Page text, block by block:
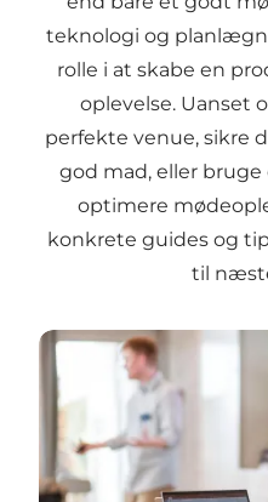
teknologi og
rolle i at skabe en
oplevelse. Uanset
perfekte venue, sikre
god mad, eller
optimere
konkrete guides og
til
5 ting, du skal have